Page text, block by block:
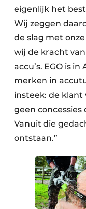
eigenlijk het
Wij zeggen
de slag met
wij de kracht
accu’s. EGO is
merken in
insteek: de klant
geen
Vanuit die
ontstaan.”